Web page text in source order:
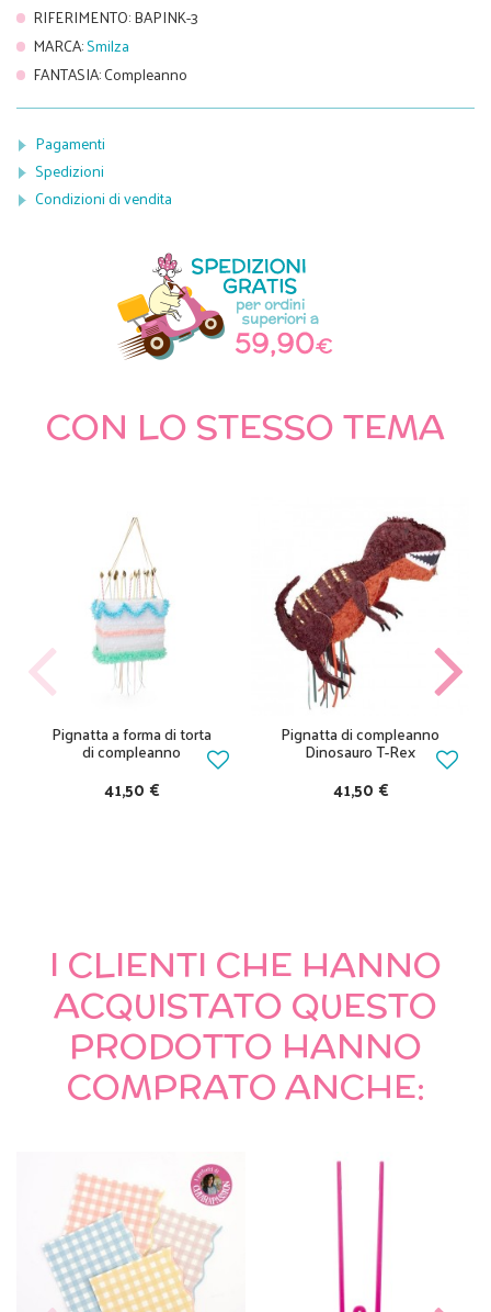
RIFERIMENTO:BAPINK-3
MARCA:Smilza
FANTASIA:Compleanno
Pagamenti
Spedizioni
Condizioni di vendita
CON LO STESSO TEMA
Pignatta a forma di torta
di compleanno
41,50 €
Pignatta di compleanno
Dinosauro T-Rex
41,50 €
I CLIENTI CHE HANNO
ACQUISTATO QUESTO
PRODOTTO HANNO
COMPRATO ANCHE: